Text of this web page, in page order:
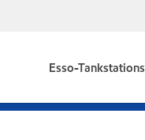
Esso-Tankstations